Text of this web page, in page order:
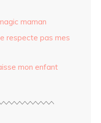
maman
respecte pas mes
mon enfant